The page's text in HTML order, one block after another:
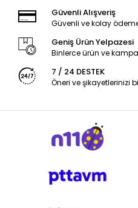
Güvenli Alışveriş
Güvenli ve kolay
Geniş Ürün Yelpazesi
Binlerce ürün ve
7 / 24 DESTEK
Öneri ve şikayetlerinizi